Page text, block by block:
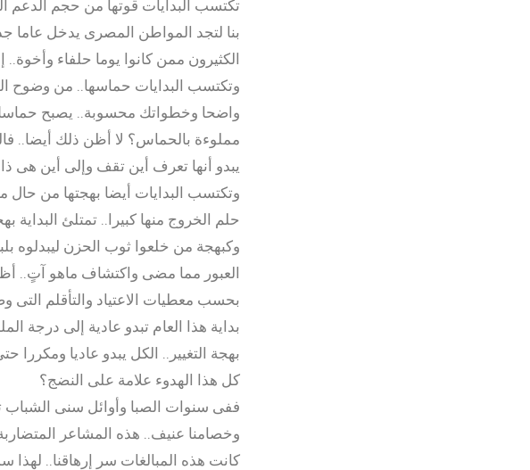
تكتسب البدايات قوتها من حجم الدعم
بنا لتجد المواطن المصرى يدخل عاما
الكثيرون ممن كانوا يوما حلفاء
وتكتسب البدايات حماسها.. من وضوح
واضحا وخطواتك محسوبة.. يصبح حماسك
مملوءة بالحماس؟ لا أظن ذلك أيضا..
يبدو أنها تعرف أين تقف وإلى أين هى
وتكتسب البدايات أيضا بهجتها من حال
حلم الخروج منها كبيرا.. تمتلئ
وكبهجة من خلعوا ثوب الحزن ليبدلوه
العبور مما مضى واكتشاف ماهو آتٍ..
بحسب معطيات الاعتياد والتأقلم التى
بداية هذا العام تبدو عادية إلى درجة
بهجة التغيير.. الكل يبدو عاديا ومكررا
كل هذا الهدوء علامة على النضج؟
ففى سنوات الصبا وأوائل سنى الشباب
وخصامنا عنيف.. هذه المشاعر
كانت هذه المبالغات سر إرهاقنا.. لهذا